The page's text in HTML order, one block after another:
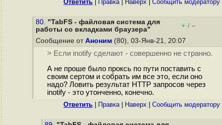
Ответить Правка| Наверх Cообщить модератору
80. "TabFS - файловая система для
работы со вкладками браузера"
+ / –
Сообщение от Аноним (80), 03-Янв-21, 20:07
> Если inotify сделают - совершенно не странно.
А не проше было проксь по пути поставить с
своим сертом и собрать им все это, если оно
надо? Ловить результат HTTP запросов через
inotify - это утонченно, конечно.
Ответить Правка| Наверх Cообщить модератору